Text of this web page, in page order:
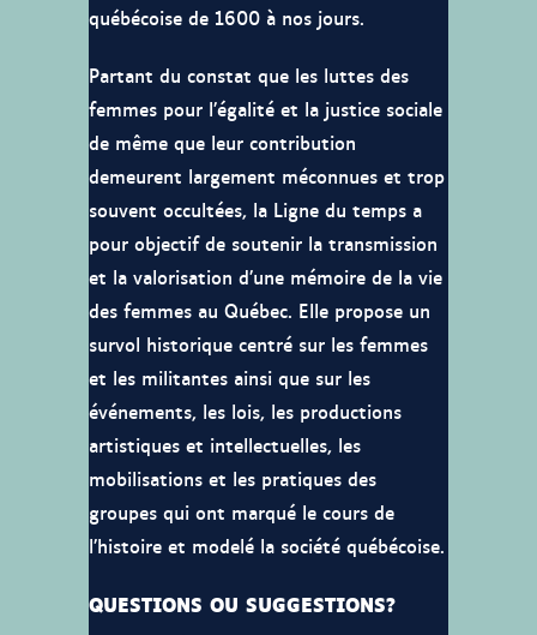
québécoise de 1600 à nos jours.
Partant du constat que les luttes des
femmes pour l’égalité et la justice sociale
de même que leur contribution
demeurent largement méconnues et trop
souvent occultées, la Ligne du temps a
pour objectif de soutenir la transmission
et la valorisation d’une mémoire de la vie
des femmes au Québec. Elle propose un
survol historique centré sur les femmes
et les militantes ainsi que sur les
événements, les lois, les productions
artistiques et intellectuelles, les
mobilisations et les pratiques des
groupes qui ont marqué le cours de
l’histoire et modelé la société québécoise.
QUESTIONS OU SUGGESTIONS?